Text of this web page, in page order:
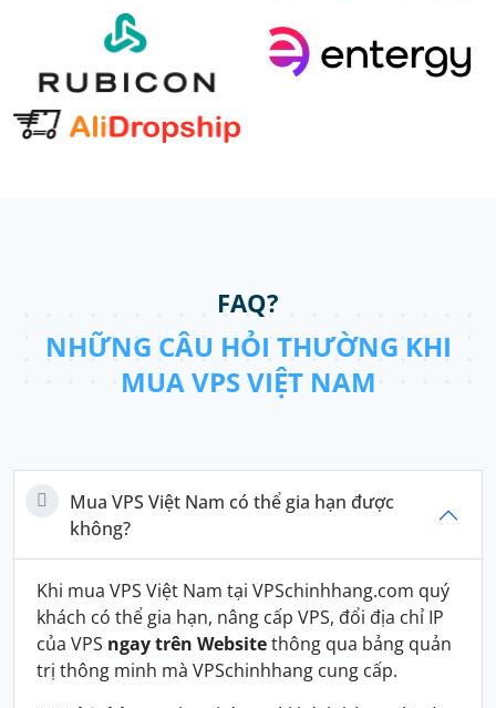
FAQ?
NHỮNG CÂU HỎI THƯỜNG KHI
MUA VPS VIỆT NAM
Mua VPS Việt Nam có thể gia hạn được
không?
Khi mua VPS Việt Nam tại VPSchinhhang.com quý
khách có thể gia hạn, nâng cấp VPS, đổi địa chỉ IP
của VPS ngay trên Websitethông qua bảng quản
trị thông minh mà VPSchinhhang cung cấp.